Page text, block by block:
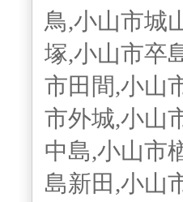
鳥,小山市城
塚,小山市卒
市田間,小山
市外城,小山
中島,小山市
島新田,小山